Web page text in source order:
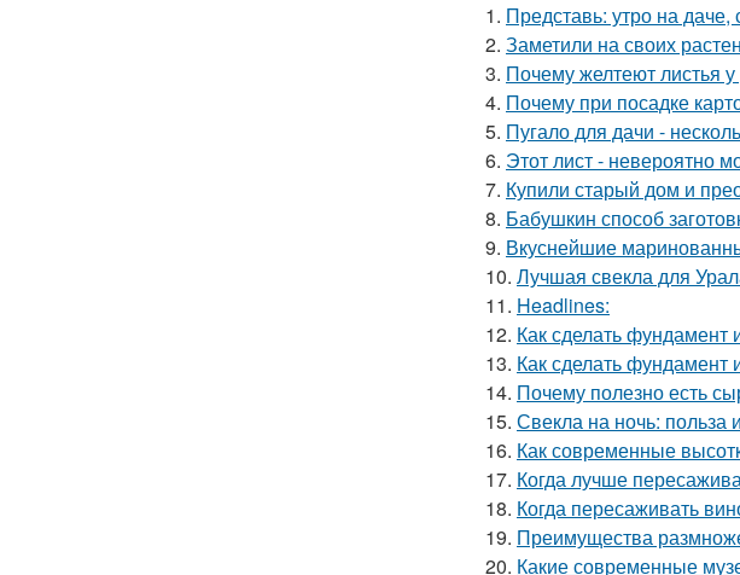
1. Представь: утро на
2. Заметили на своих
3. Почему желтеют листья
4. Почему при посадке
5. Пугало для дачи -
6. Этот лист - невероятно
7. Купили старый дом и
8. Бабушкин способ
9. Вкуснейшие
10. Лучшая свекла для
11. Headlines:
12. Как сделать фундамент
13. Как сделать фундамент
14. Почему полезно есть
15. Свекла на ночь: польза
16. Как современные
17. Когда лучше
18. Когда пересаживать
19. Преимущества
20. Какие современные